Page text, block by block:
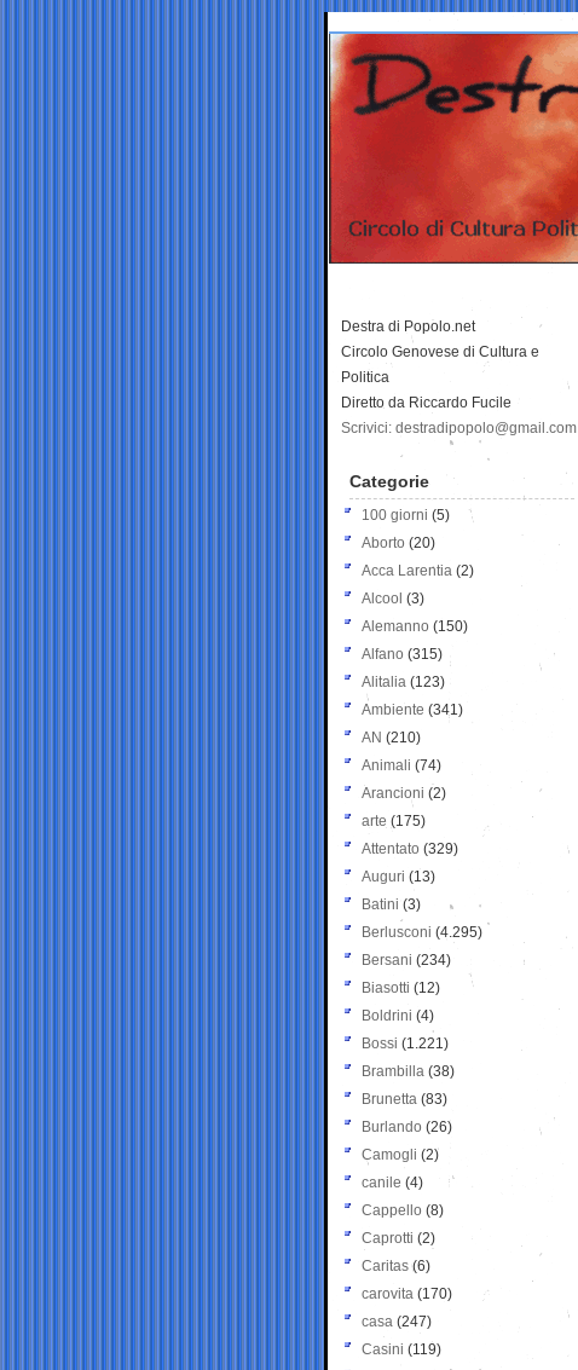
Destra di Popolo.net
Circolo Genovese di Cultura e
Politica
Diretto da Riccardo Fucile
Scrivici: destradipopolo@gmail.com
Categorie
100 giorni (5)
Aborto (20)
Acca Larentia (2)
Alcool (3)
Alemanno (150)
Alfano (315)
Alitalia (123)
Ambiente (341)
AN (210)
Animali (74)
Arancioni (2)
arte (175)
Attentato (329)
Auguri (13)
Batini (3)
Berlusconi (4.295)
Bersani (234)
Biasotti (12)
Boldrini (4)
Bossi (1.221)
Brambilla (38)
Brunetta (83)
Burlando (26)
Camogli (2)
canile (4)
Cappello (8)
Caprotti (2)
Caritas (6)
carovita (170)
casa (247)
Casini (119)